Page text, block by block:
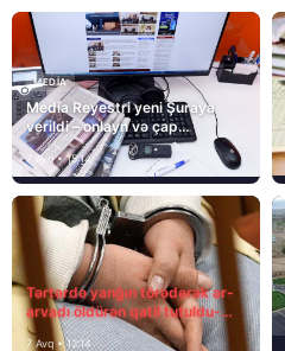
MEDİA
Media Reyestri yeni Şuraya
verildi – onlayn və çap
mediasını nə gözləyir?
7 Avq • 15:14
Tərtərdə yanğın törədərək ər-
arvadı öldürən qatil tutuldu-
SON DƏQİQƏ
7 Avq • 12:14